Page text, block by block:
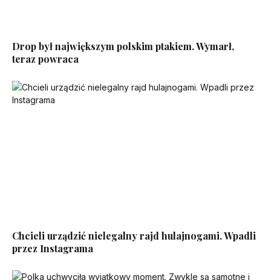
Drop był największym polskim ptakiem. Wymarł,
teraz powraca
Chcieli urządzić nielegalny rajd hulajnogami. Wpadli
przez Instagrama